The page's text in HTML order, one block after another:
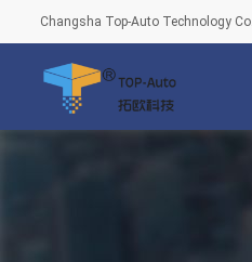
Changsha Top-Auto Technology